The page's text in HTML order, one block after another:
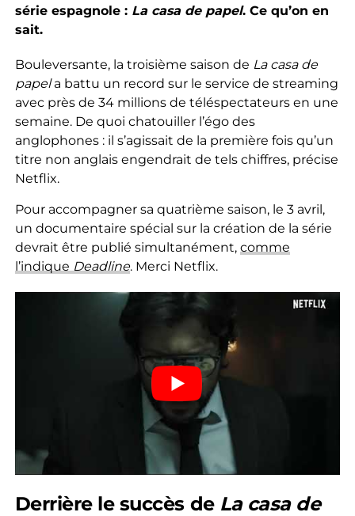
série espagnole : La casa de papel. Ce qu’on en
sait.
Bouleversante, la troisième saison de La casa de
papela battu un record sur le service de streaming
avec près de 34 millions de téléspectateurs en une
semaine. De quoi chatouiller l’égo des
anglophones : il s’agissait de la première fois qu’un
titre non anglais engendrait de tels chiffres, précise
Netflix.
Pour accompagner sa quatrième saison, le 3 avril,
un documentaire spécial sur la création de la série
devrait être publié simultanément, comme
l’indique Deadline. Merci Netflix.
Derrière le succès de La casa de